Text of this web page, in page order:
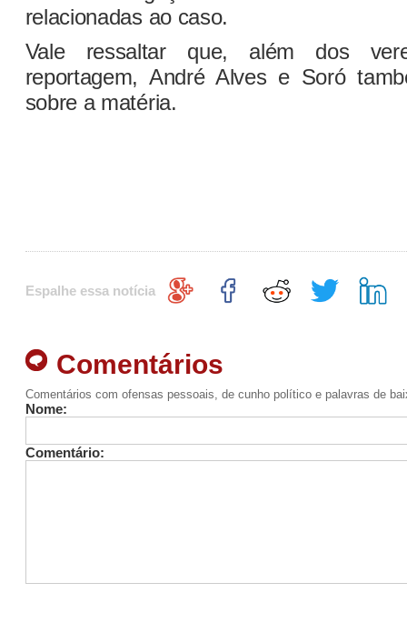
relacionadas ao caso.
Vale ressaltar que, além dos
reportagem, André Alves e Soró
sobre a matéria.
Espalhe essa notícia
Comentários
Comentários com ofensas pessoais, de cunho político e palavras de
Nome:
Comentário: